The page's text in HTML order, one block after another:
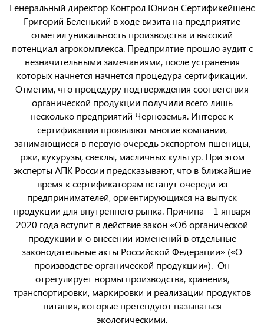
Генеральный директор Контрол Юнион Сертификейшенс
Григорий Беленький в ходе визита на предприятие
отметил уникальность производства и высокий
потенциал агрокомплекса. Предприятие прошло аудит с
незначительными замечаниями, после устранения
которых начнется начнется процедура сертификации.
Отметим, что процедуру подтверждения соответствия
органической продукции получили всего лишь
несколько предприятий Черноземья. Интерес к
сертификации проявляют многие компании,
занимающиеся в первую очередь экспортом пшеницы,
ржи, кукурузы, свеклы, масличных культур. При этом
эксперты АПК России предсказывают, что в ближайшие
время к сертификаторам встанут очереди из
предпринимателей, ориентирующихся на выпуск
продукции для внутреннего рынка. Причина – 1 января
2020 года вступит в действие закон «Об органической
продукции и о внесении изменений в отдельные
законодательные акты Российской Федерации» («О
производстве органической продукции»). Он
отрегулирует нормы производства, хранения,
транспортировки, маркировки и реализации продуктов
питания, которые претендуют называться
экологическими.